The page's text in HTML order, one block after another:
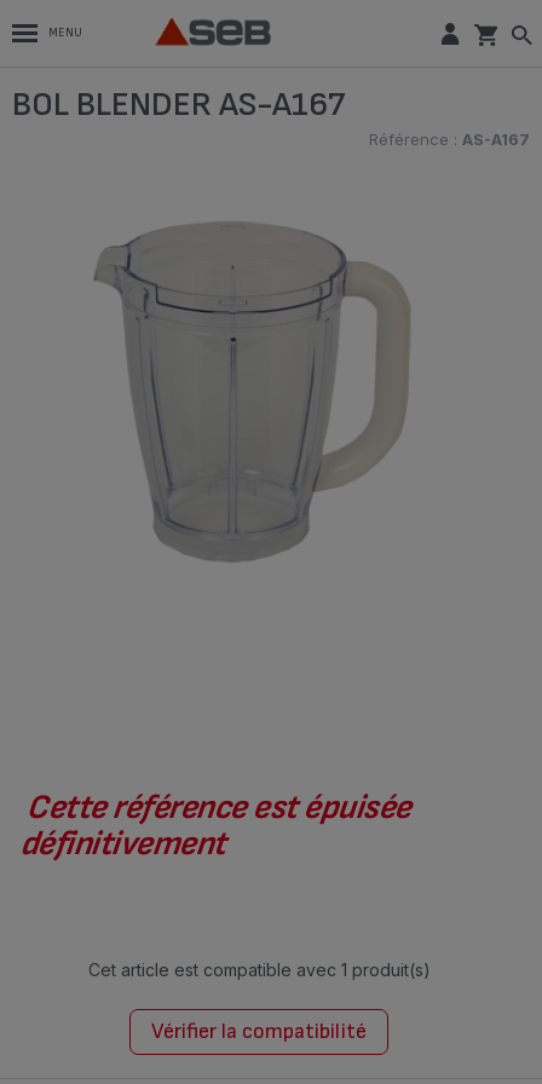
MENU
BOL BLENDER AS-A167
Référence : AS-A167
Cette référence est épuisée
définitivement
Cet article est compatible avec 1 produit(s)
Vérifier la compatibilité